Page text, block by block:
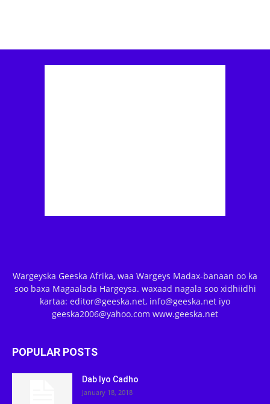
Wargeyska Geeska Afrika, waa Wargeys Madax-banaan oo ka
soo baxa Magaalada Hargeysa. waxaad nagala soo xidhiidhi
kartaa: editor@geeska.net, info@geeska.net iyo
geeska2006@yahoo.com www.geeska.net
POPULAR POSTS
Dab Iyo Cadho
January 18, 2018